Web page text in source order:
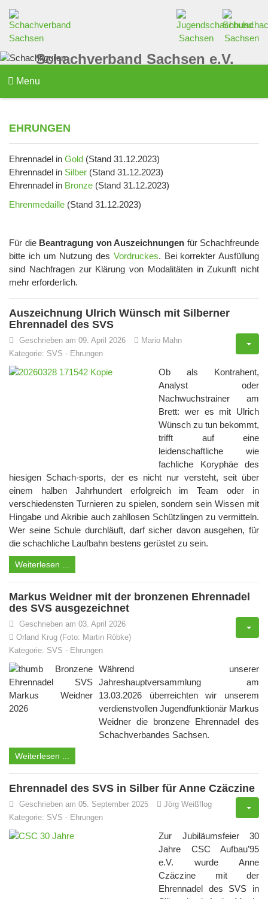
Schachverband Sachsen e.V.
Menu
EHRUNGEN
Ehrennadel in Gold (Stand 31.12.2023)
Ehrennadel in Silber (Stand 31.12.2023)
Ehrennadel in Bronze (Stand 31.12.2023)
Ehrenmedaille (Stand 31.12.2023)
Für die Beantragung von Auszeichnungen für Schachfreunde
bitte ich um Nutzung des Vordruckes. Bei korrekter Ausfüllung
sind Nachfragen zur Klärung von Modalitäten in Zukunft nicht
mehr erforderlich.
Auszeichnung Ulrich Wünsch mit Silberner
Ehrennadel des SVS
Geschrieben am 09. April 2026
Mario Mahn
Kategorie: SVS - Ehrungen
Ob als Kontrahent,
Analyst oder
Nachwuchstrainer am
Brett: wer es mit Ulrich
Wünsch zu tun bekommt,
trifft auf eine
leidenschaftliche wie
fachliche Koryphäe des
hiesigen Schach-sports, der es nicht nur versteht, seit über
einem halben Jahrhundert erfolgreich im Team oder in
verschiedensten Turnieren zu spielen, sondern sein Wissen mit
Hingabe und Akribie auch zahllosen Schützlingen zu vermitteln.
Wer seine Schule durchläuft, darf sicher davon ausgehen, für
die schachliche Laufbahn bestens gerüstet zu sein.
Weiterlesen ...
Markus Weidner mit der bronzenen Ehrennadel
des SVS ausgezeichnet
Geschrieben am 03. April 2026
Orland Krug (Foto: Martin Röbke)
Kategorie: SVS - Ehrungen
Während unserer
Jahreshauptversammlung am
13.03.2026 überreichten wir unserem
verdienstvollen Jugendfunktionär Markus
Weidner die bronzene Ehrennadel des
Schachverbandes Sachsen.
Weiterlesen ...
Ehrennadel des SVS in Silber für Anne Czäczine
Geschrieben am 05. September 2025
Jörg Weißflog
Kategorie: SVS - Ehrungen
Zur Jubiläumsfeier 30
Jahre CSC Aufbau’95
e.V. wurde Anne
Czäczine mit der
Ehrennadel des SVS in